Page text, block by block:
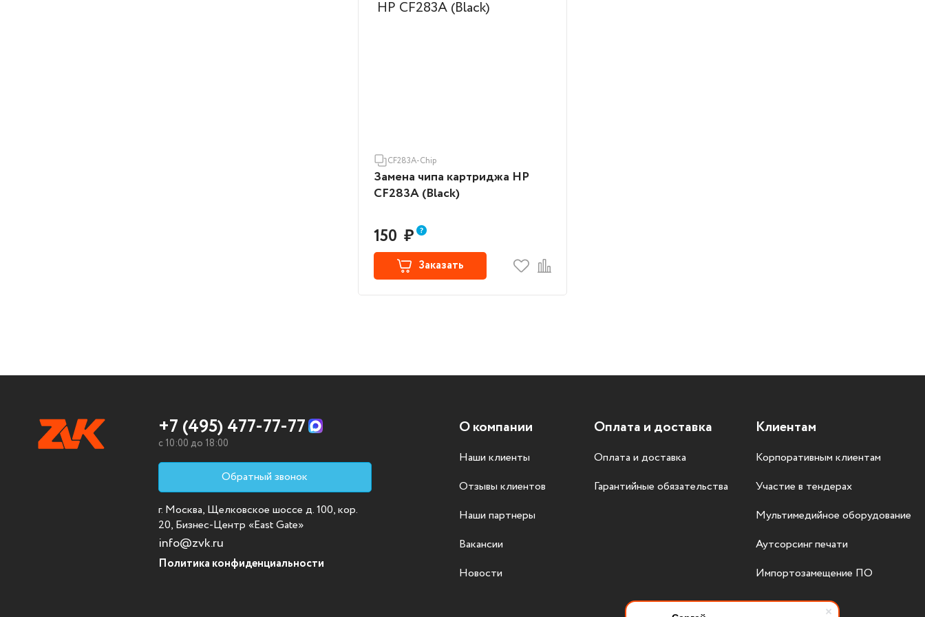
CF283A-Chip
Замена чипа картриджа HP
CF283A (Black)
150 ₽
Заказать
+7 (495) 477-77-77
c 10:00 до 18:00
Обратный звонок
г. Москва, Щелковское шоссе д. 100, кор.
20, Бизнес-Центр «East Gate»
info@zvk.ru
Политика конфиденциальности
О компании
Наши клиенты
Отзывы клиентов
Наши партнеры
Вакансии
Новости
Оплата и доставка
Оплата и доставка
Гарантийные обязательства
Клиентам
Корпоративным клиентам
Участие в тендерах
Мультимедийное оборудование
Аутсорсинг печати
Импортозамещение ПО